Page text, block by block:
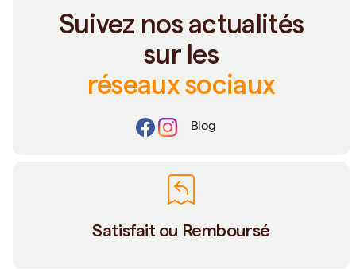
Suivez nos actualités
sur les
réseaux sociaux
Blog
Satisfait ou Remboursé